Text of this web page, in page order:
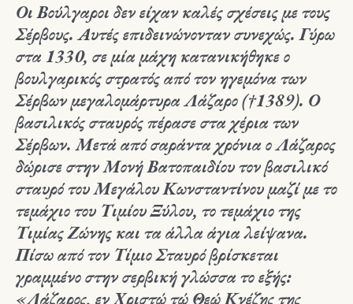
Οι Βούλγαροι δεν είχαν καλές σχέσεις με τους
Σέρβους. Αυτές επιδεινώνονταν συνεχώς. Γύρω
στα 1330, σε μία μάχη κατανικήθηκε ο
βουλγαρικός στρατός από τον ηγεμόνα των
Σέρβων μεγαλομάρτυρα Λάζαρο (†1389). Ο
βασιλικός σταυρός πέρασε στα χέρια των
Σέρβων. Μετά από σαράντα χρόνια ο Λάζαρος
δώρισε στην Μονή Βατοπαιδίου τον βασιλικό
σταυρό του Μεγάλου Κωνσταντίνου μαζί με το
τεμάχιο του Τιμίου Ξύλου, το τεμάχιο της
Τιμίας Ζώνης και τα άλλα άγια λείψανα.
Πίσω από τον Τίμιο Σταυρό βρίσκεται
γραμμένο στην σερβική γλώσσα το εξής:
«Λάζαρος, εν Χριστώ τώ Θεώ Κνέζης της